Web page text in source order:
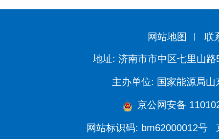
网站地图 联
地址: 济南市市中区七里山路
主办单位: 国家能源局山
京公网安备
网站标识码: bm62000012号